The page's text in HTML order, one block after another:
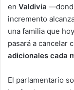
en Valdivia
incremento
una familia que
pasará a cancelar
adicionales cada
El parlamentario